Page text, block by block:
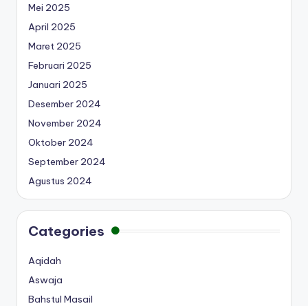
Mei 2025
April 2025
Maret 2025
Februari 2025
Januari 2025
Desember 2024
November 2024
Oktober 2024
September 2024
Agustus 2024
Categories
Aqidah
Aswaja
Bahstul Masail